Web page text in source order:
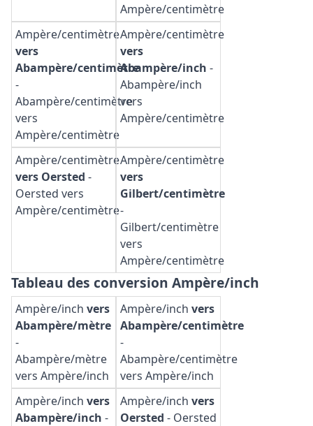
Ampère/centimètre
Ampère/centimètre
vers
Abampère/centimètre
-
Abampère/centimètre
vers
Ampère/centimètre
Ampère/centimètre
vers
Abampère/inch -
Abampère/inch
vers
Ampère/centimètre
Ampère/centimètre
vers Oersted -
Oersted vers
Ampère/centimètre
Ampère/centimètre
vers
Gilbert/centimètre
-
Gilbert/centimètre
vers
Ampère/centimètre
Tableau des conversion Ampère/inch
Ampère/inch vers
Abampère/mètre
-
Abampère/mètre
vers Ampère/inch
Ampère/inch vers
Abampère/centimètre
-
Abampère/centimètre
vers Ampère/inch
Ampère/inch vers
Abampère/inch -
Ampère/inch vers
Oersted - Oersted